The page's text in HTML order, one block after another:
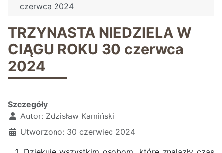
czerwca 2024
TRZYNASTA NIEDZIELA W
CIĄGU ROKU 30 czerwca
2024
Szczegóły
Autor: Zdzisław Kamiński
Utworzono: 30 czerwiec 2024